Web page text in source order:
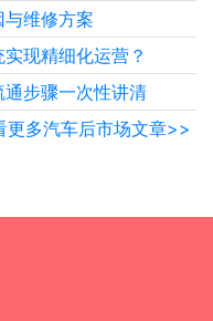
维修方案
现精细化运营？
步骤一次性讲清
更多汽车后市场文章>>